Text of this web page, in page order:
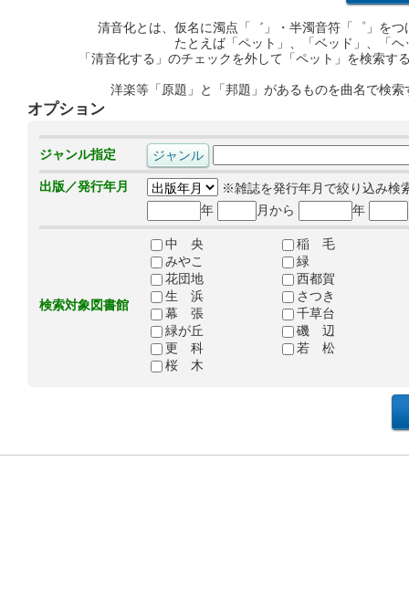
清音化とは、仮名に濁点「゛」・半濁音符「゜」を
たとえば「ペット」、「ベッド」、「
「清音化する」のチェックを外して「ペット」を検索
洋楽等「原題」と「邦題」があるものを曲名で検
オプション
ジャンル指定
出版／発行年月
※雑誌を発行年月で絞り込み検
年
月から 年
検索対象図書館
中 央
稲 毛
みやこ
緑
花団地
西都賀
生 浜
さつき
幕 張
千草台
緑が丘
磯 辺
更 科
若 松
桜 木